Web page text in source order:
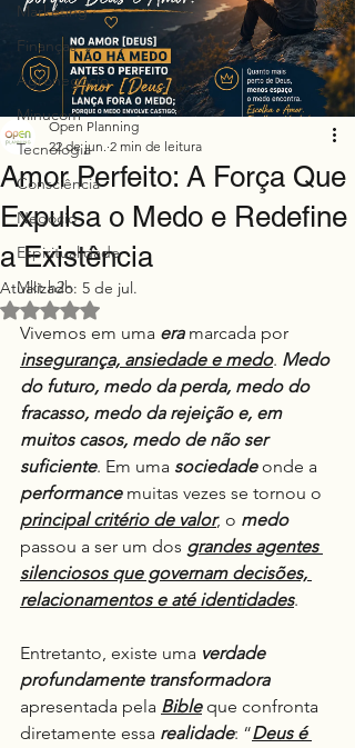
Marketing
Finanças
Agronegócio
Minucom
Tecnologia
Consciência
Negócio
Espiritualidade
Mkt h2h
Amor Perfeito: A Força Que
Expulsa o Medo e Redefine
a Existência
Open Planning
22 de jun. 2 min de leitura
Atualizado: 5 de jul.
Avaliado com NaN de 5 estrelas.
Vivemos em uma era marcada por
insegurança, ansiedade e medo. Medo
do futuro, medo da perda, medo do
fracasso, medo da rejeição e, em
muitos casos, medo de não ser
suficiente. Em uma sociedade onde a
performance muitas vezes se tornou o
principal critério de valor, o medo
passou a ser um dos grandes agentes
silenciosos que governam decisões,
relacionamentos e até identidades.
Entretanto, existe uma verdade
profundamente transformadora
apresentada pela Bible que confronta
diretamente essa realidade: “Deus é